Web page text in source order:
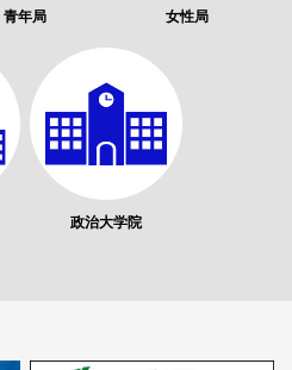
青年局 女性局
政治大学院